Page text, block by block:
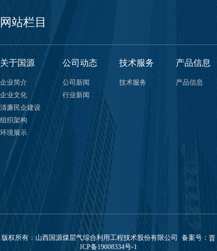
网站栏目
关于国源
企业简介
企业文化
清廉民企建设
组织架构
环境展示
公司动态
公司新闻
行业新闻
技术服务
技术服务
产品信息
产品信息
版权所有：山西国源煤层气综合利用工程技术股份有限公司 备案号： 晋
ICP备19008334号-1